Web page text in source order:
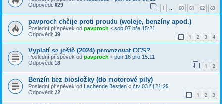
Odpovědi: 629 1 … 60 61 62 63
pavproch chčije proti proudu (woleje, benzíny apod.)
Poslední příspěvek od pavproch « sob 07 bře 15:21
Odpovědi: 39 1 2 3 4
Vyplatí se ještě (2024) provozovat CCS?
Poslední příspěvek od pavproch « pon 16 pro 15:11
Odpovědi: 18 1 2
Benzín bez biosložky (do motorové pily)
Poslední příspěvek od Lachende Bestien « čtv 03 říj 21:25
Odpovědi: 22 1 2 3